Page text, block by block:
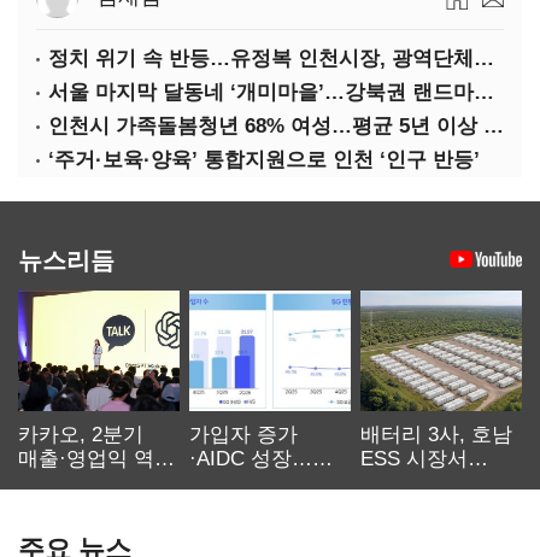
정치 위기 속 반등…유정복 인천시장, 광역단체장 평가 ‘상승세’
서울 마지막 달동네 ‘개미마을’…강북권 랜드마크로 재탄생한다
인천시 가족돌봄청년 68% 여성…평균 5년 이상 돌봄 ‘우울감’ 호소
‘주거·보육·양육’ 통합지원으로 인천 ‘인구 반등’
뉴스리듬
카카오, 2분기
매출·영업익 역대
가입자 증가
·AIDC 성장…
배터리 3사, 호남
ESS 시장서
주요 뉴스